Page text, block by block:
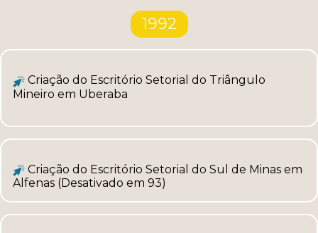
1992
Criação do Escritório Setorial do Triângulo
Mineiro em Uberaba
Criação do Escritório Setorial do Sul de Minas em
Alfenas (Desativado em 93)